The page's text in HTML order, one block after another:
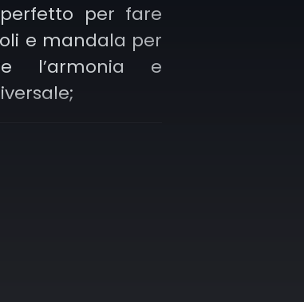
per fare
e mandala per
l’armonia e
da linee